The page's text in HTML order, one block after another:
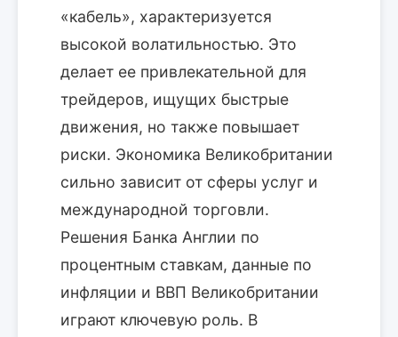
«кабель», характеризуется
высокой волатильностью. Это
делает ее привлекательной для
трейдеров, ищущих быстрые
движения, но также повышает
риски. Экономика Великобритании
сильно зависит от сферы услуг и
международной торговли.
Решения Банка Англии по
процентным ставкам, данные по
инфляции и ВВП Великобритании
играют ключевую роль. В